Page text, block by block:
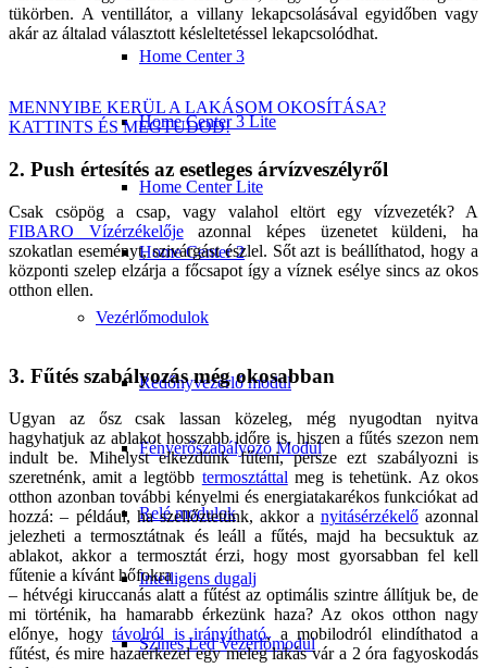
Home Center 3
Home Center 3 Lite
Home Center Lite
Home Center 2
Vezérlőmodulok
Redőnyvezérlő modul
Fényerőszabályozó Modul
Relé modulok
Intelligens dugalj
Színes Led Vezérlőmodul
tükörben. A ventillátor, a villany lekapcsolásával egyidőben vagy
akár az általad választott késleltetéssel lekapcsolódhat.
MENNYIBE KERÜL A LAKÁSOM OKOSÍTÁSA?
KATTINTS ÉS MEGTUDOD!
2. Push értesítés az esetleges árvízveszélyről
Csak csöpög a csap, vagy valahol eltört egy vízvezeték? A
FIBARO Vízérzékelőjeazonnal képes üzenetet küldeni, ha
szokatlan eseményt, szivárgást észlel. Sőt azt is beállíthatod, hogy a
központi szelep elzárja a főcsapot így a víznek esélye sincs az okos
otthon ellen.
3. Fűtés szabályozás még okosabban
Ugyan az ősz csak lassan közeleg, még nyugodtan nyitva
hagyhatjuk az ablakot hosszabb időre is, hiszen a fűtés szezon nem
indult be. Mihelyst elkezdünk fűteni, persze ezt szabályozni is
szeretnénk, amit a legtöbb termosztáttal meg is tehetünk. Az okos
otthon azonban további kényelmi és energiatakarékos funkciókat ad
hozzá: – például, ha szellőztetünk, akkor a nyitásérzékelőazonnal
jelezheti a termosztátnak és leáll a fűtés, majd ha becsuktuk az
ablakot, akkor a termosztát érzi, hogy most gyorsabban fel kell
fűtenie a kívánt hőfokra
– hétvégi kiruccanás alatt a fűtést az optimális szintre állítjuk be, de
mi történik, ha hamarabb érkezünk haza? Az okos otthon nagy
előnye, hogy távolról is irányítható, a mobilodról elindíthatod a
fűtést, és mire hazaérkezel egy meleg lakás vár a 2 óra fagyoskodás